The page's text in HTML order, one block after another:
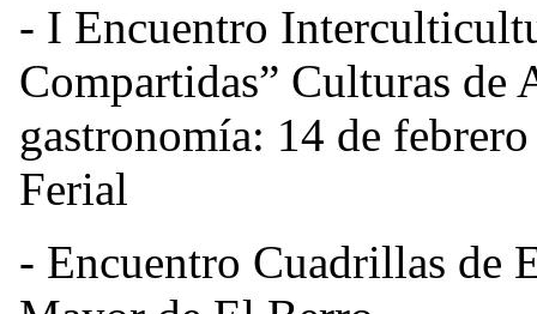
- I Encuentro
Compartidas” Culturas de
gastronomía: 14 de
Ferial
- Encuentro Cuadrillas de